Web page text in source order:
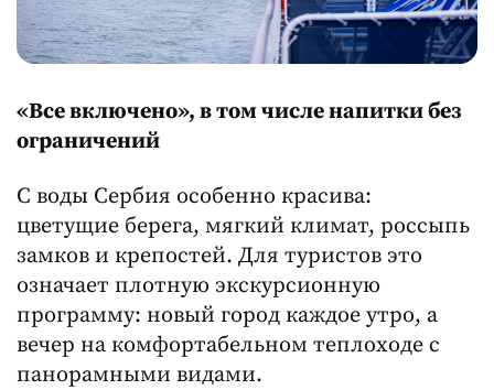
«Все включено», в том числе напитки без
ограничений
С воды Сербия особенно красива:
цветущие берега, мягкий климат, россыпь
замков и крепостей. Для туристов это
означает плотную экскурсионную
программу: новый город каждое утро, а
вечер на комфортабельном теплоходе с
панорамными видами.